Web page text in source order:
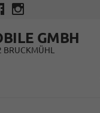
GMBH
BRUCKMÜHL